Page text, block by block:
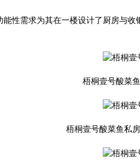
能性需求为其在一楼设计了厨房与收
梧桐壹号酸菜
梧桐壹号酸菜鱼私